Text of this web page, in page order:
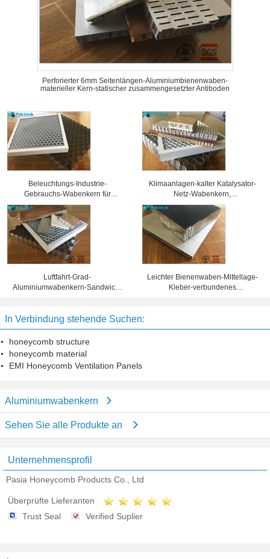
Perforierter 6mm Seitenlängen-Aluminiumbienenwaben-
materieller Kern-statischer zusammengesetzter Antiboden
Beleuchtungs-Industrie-
Gebrauchs-Wabenkern für
verschiedene Ausstellungs-
Scheinwerfer-Gitter
Klimaanlagen-kalter Katalysator-
Netz-Wabenkern,
Aluminiumbienenwaben-Platten
Luftfahrt-Grad-
Aluminiumwabenkern-Sandwich-
Leichter Bienenwaben-Mittellage-
Kleber-verbundenes
In Verbindung stehende Suchen:
honeycomb structure
honeycomb material
EMI Honeycomb Ventilation Panels
Aluminiumwabenkern
Sehen Sie alle Produkte an
Unternehmensprofil
Pasia Honeycomb Products Co., Ltd
Überprüfte Lieferanten
Trust Seal
Verified Suplier